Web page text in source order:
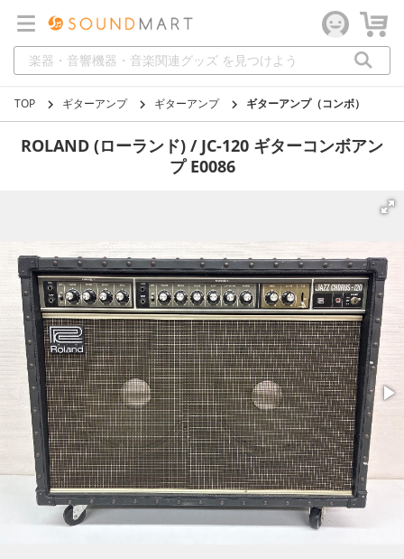
TOP ギターアンプ ギターアンプ ギターアンプ（コンボ）
ROLAND (ローランド) / JC-120 ギターコンボアン
プ E0086